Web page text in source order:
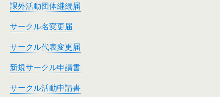
課外活動団体継続届
サークル名変更届
サークル代表変更届
新規サークル申請書
サークル活動申請書